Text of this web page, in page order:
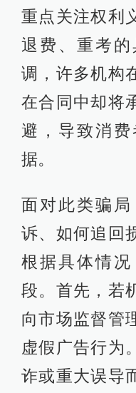
重点关注权利
退费、重考
调，许多机构
在合同中却将
避，导致消
据。
面对此类骗
诉、如何追回
根据具体情
段。首先，若
向市场监督管
虚假广告行为
诈或重大误导